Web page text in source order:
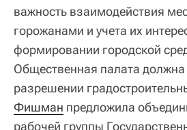
важность взаимодействия
горожанами и учета их
формировании городской
Общественная палата должна
разрешении
Фишман предложила
рабочей группы